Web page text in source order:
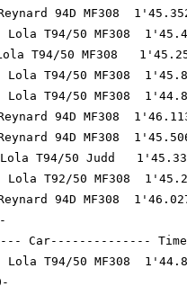
94D MF308
T94/50 MF308
T94/50 MF308
T94/50 MF308
T94/50 MF308
94D MF308
94D MF308
Lola T94/50 Judd
T92/50 MF308
94D MF308
Car--------------
T94/50 MF308